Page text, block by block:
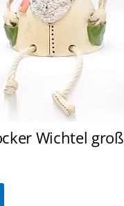
Wichtel groß